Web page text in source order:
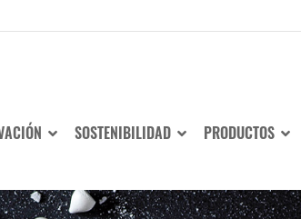
SOSTENIBILIDAD PRODUCTOS